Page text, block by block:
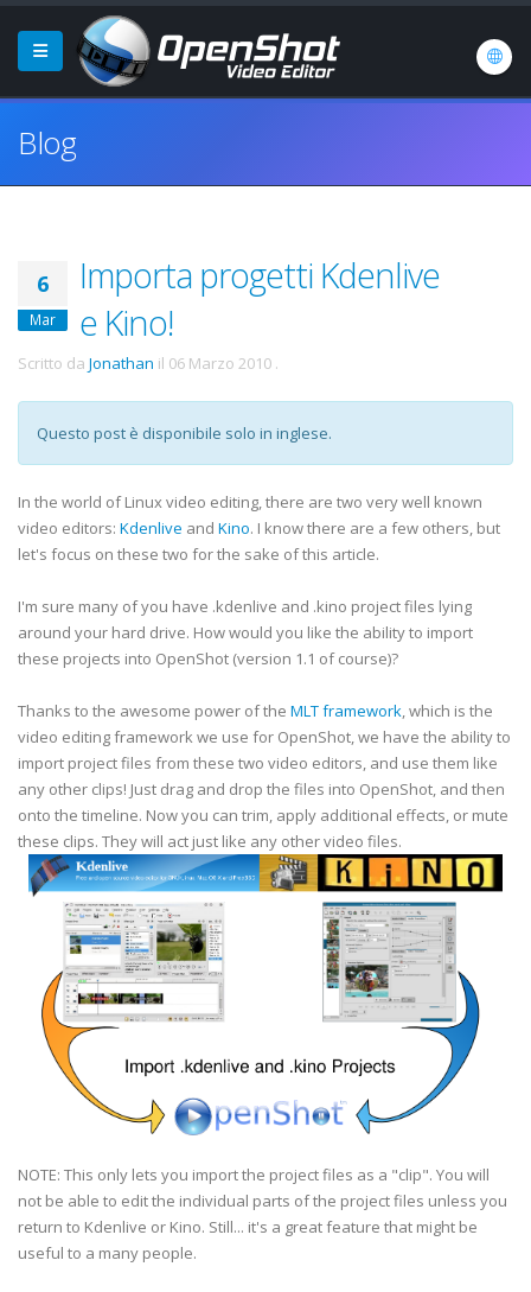
Blog
6
Mar
Importa progetti Kdenlive
e Kino!
Scritto da Jonathan il 06 Marzo 2010 .
Questo post è disponibile solo in inglese.
In the world of Linux video editing, there are two very well known
video editors: Kdenlive and Kino. I know there are a few others, but
let's focus on these two for the sake of this article.
I'm sure many of you have .kdenlive and .kino project files lying
around your hard drive. How would you like the ability to import
these projects into OpenShot (version 1.1 of course)?
Thanks to the awesome power of the MLT framework, which is the
video editing framework we use for OpenShot, we have the ability to
import project files from these two video editors, and use them like
any other clips! Just drag and drop the files into OpenShot, and then
onto the timeline. Now you can trim, apply additional effects, or mute
these clips. They will act just like any other video files.
NOTE: This only lets you import the project files as a "clip". You will
not be able to edit the individual parts of the project files unless you
return to Kdenlive or Kino. Still... it's a great feature that might be
useful to a many people.